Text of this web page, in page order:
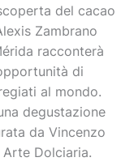
del cacao
Zambrano
racconterà
di
al mondo.
degustazione
da Vincenzo
Dolciaria.